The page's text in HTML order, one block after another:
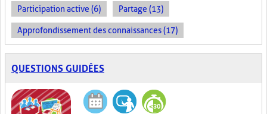
Participation active (6) Partage (13)
Approfondissement des connaissances (17)
QUESTIONS GUIDÉES